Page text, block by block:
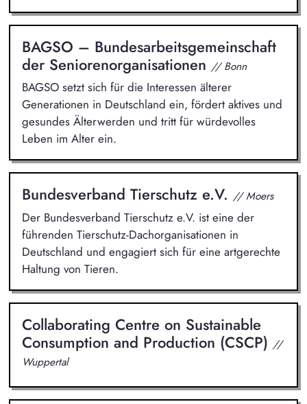
BAGSO – Bundesarbeitsgemeinschaft
der Seniorenorganisationen // Bonn
BAGSO setzt sich für die Interessen älterer
Generationen in Deutschland ein, fördert aktives und
gesundes Älterwerden und tritt für würdevolles
Leben im Alter ein.
Bundesverband Tierschutz e.V. // Moers
Der Bundesverband Tierschutz e.V. ist eine der
führenden Tierschutz-Dachorganisationen in
Deutschland und engagiert sich für eine artgerechte
Haltung von Tieren.
Collaborating Centre on Sustainable
Consumption and Production (CSCP) //
Wuppertal